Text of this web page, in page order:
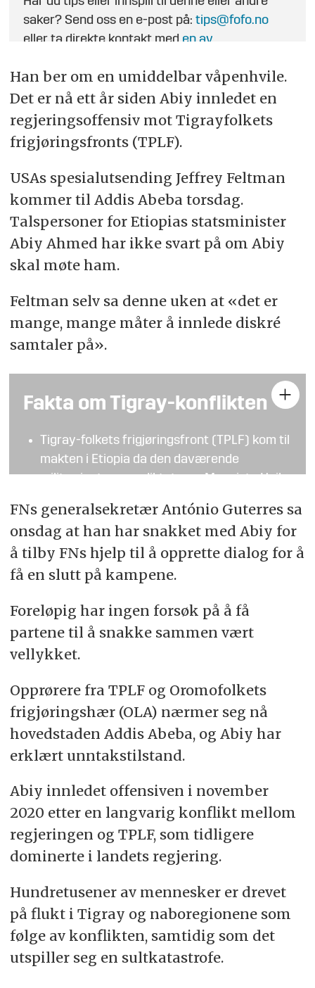
saker? Send oss en e-post på:tips@fofo.no
eller ta direkte kontakt med en av
Han ber om en umiddelbar våpenhvile.
Det er nå ett år siden Abiy innledet en
regjeringsoffensiv mot Tigrayfolkets
frigjøringsfronts (TPLF).
USAs spesialutsending Jeffrey Feltman
kommer til Addis Abeba torsdag.
Talspersoner for Etiopias statsminister
Abiy Ahmed har ikke svart på om Abiy
skal møte ham.
Feltman selv sa denne uken at «det er
mange, mange måter å innlede diskré
samtaler på».
Fakta om Tigray-konflikten
Tigray-folkets frigjøringsfront (TPLF) kom til
makten i Etiopia da den daværende
TPLF og tigrayene, som utgjør 6–7 prosent
av Etiopias befolkning, tok full kontroll over
landets militære styrker og
etterretningsvesen, noe de hadde helt fram
Abiy, som tilhører oromofolket, den største
folkegruppen i Etiopia, anklaget TPLF for
omfattende korrupsjon og overgrep og
skiftet ut en rekke sivile og militære ledere.
TPLFs ledere har siden styrt Tigray som en
stat i staten, og i september 2020 trosset
de Abiys forbud mot å holde valg i regionen.
soldater fra TPLF kontroll over
regjeringsstyrkenes store militærbase
utenfor Mekele. Der sikret de seg også store
mengder våpen, inkludert raketter.
om massakrer og massevoldtekter fra
området. Flere TPLF-ledere ble også
likvidert i tiden etter.
Ifølge FN trues minst 400.000 mennesker
FNs generalsekretær António Guterres sa
onsdag at han har snakket med Abiy for
å tilby FNs hjelp til å opprette dialog for å
få en slutt på kampene.
Foreløpig har ingen forsøk på å få
partene til å snakke sammen vært
vellykket.
Opprørere fra TPLF og Oromofolkets
frigjøringshær (OLA) nærmer seg nå
hovedstaden Addis Abeba, og Abiy har
erklært unntakstilstand.
Abiy innledet offensiven i november
2020 etter en langvarig konflikt mellom
regjeringen og TPLF, som tidligere
dominerte i landets regjering.
Hundretusener av mennesker er drevet
på flukt i Tigray og naboregionene som
følge av konflikten, samtidig som det
utspiller seg en sultkatastrofe.